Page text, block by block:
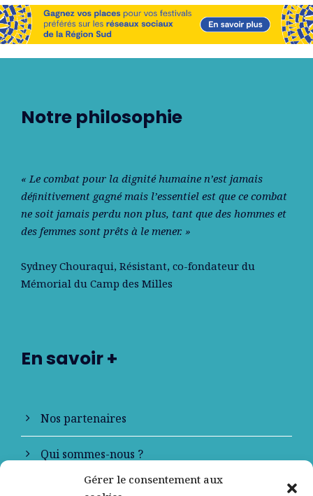
Gérer le consentement aux
Notre philosophie
« Le combat pour la dignité humaine n’est jamais
déﬁnitivement gagné mais l’essentiel est que ce combat
ne soit jamais perdu non plus, tant que des hommes et
des femmes sont prêts à le mener. »
Sydney Chouraqui, Résistant, co-fondateur du
Mémorial du Camp des Milles
En savoir +
Nos partenaires
Qui sommes-nous ?
Contactez-nous